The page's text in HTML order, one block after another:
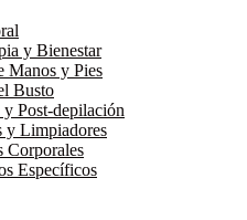
y Bienestar
Manos y Pies
Busto
Post-depilación
y Limpiadores
Corporales
Específicos